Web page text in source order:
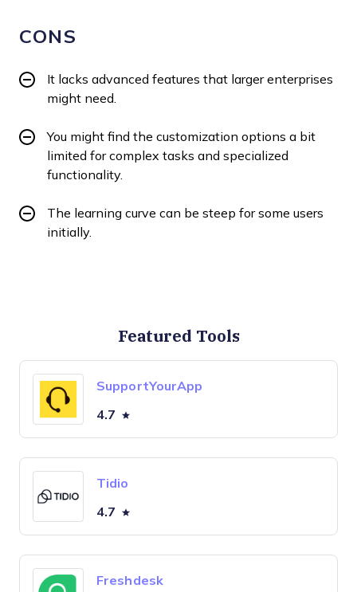
CONS
It lacks advanced features that larger enterprises
might need.
You might find the customization options a bit
limited for complex tasks and specialized
functionality.
The learning curve can be steep for some users
initially.
Featured Tools
SupportYourApp
4.7
Tidio
4.7
Freshdesk